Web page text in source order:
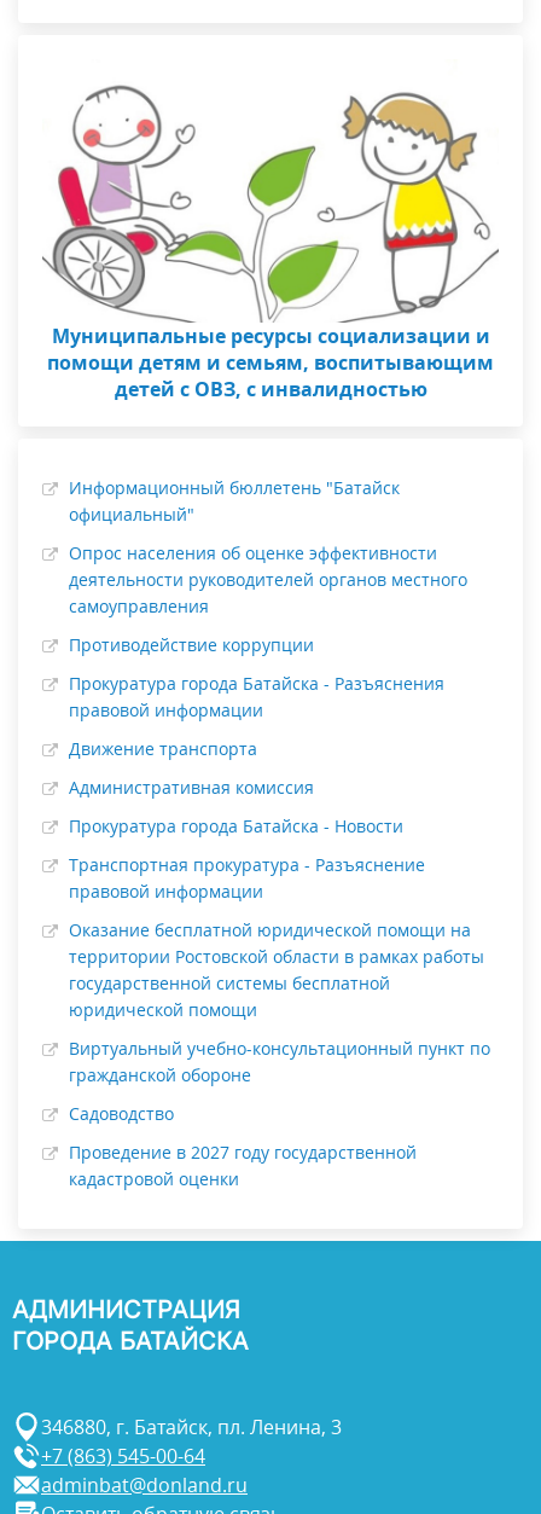
Муниципальные ресурсы социализации и
помощи детям и семьям, воспитывающим
детей с ОВЗ, с инвалидностью
Информационный бюллетень "Батайск
официальный"
Опрос населения об оценке эффективности
деятельности руководителей органов местного
самоуправления
Противодействие коррупции
Прокуратура города Батайска - Разъяснения
правовой информации
Движение транспорта
Административная комиссия
Прокуратура города Батайска - Новости
Транспортная прокуратура - Разъяснение
правовой информации
Оказание бесплатной юридической помощи на
территории Ростовской области в рамках работы
государственной системы бесплатной
юридической помощи
Виртуальный учебно-консультационный пункт по
гражданской обороне
Садоводство
Проведение в 2027 году государственной
кадастровой оценки
АДМИНИСТРАЦИЯ
ГОРОДА БАТАЙСКА
346880, г. Батайск, пл. Ленина, 3
+7 (863) 545-00-64
adminbat@donland.ru